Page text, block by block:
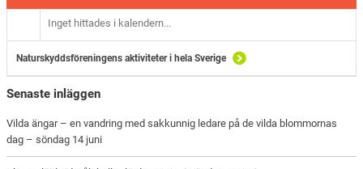
Inget hittades i kalendern...
Naturskyddsföreningens aktiviteter i hela Sverige
Senaste inläggen
Vilda ängar – en vandring med sakkunnig ledare på de vilda blommornas
dag – söndag 14 juni